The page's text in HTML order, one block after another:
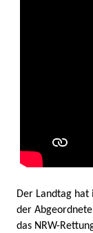
Der Landtag
der
das NRW-